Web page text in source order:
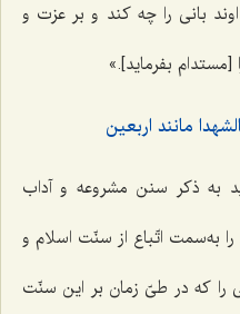
بانی را چه کند و بر عزت و
[مستدام بفرماید].»
مانند اربعین
به ذکر سنن مشروعه و آداب
به‌سمت اتّباع از سنّت اسلام و
را که در طیّ زمان بر این سنّت